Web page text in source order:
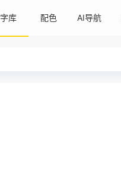
字库 配色 AI导航